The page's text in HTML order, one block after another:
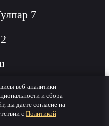
7
веб-аналитики
и сбора
вы даете согласие на
с Политикой